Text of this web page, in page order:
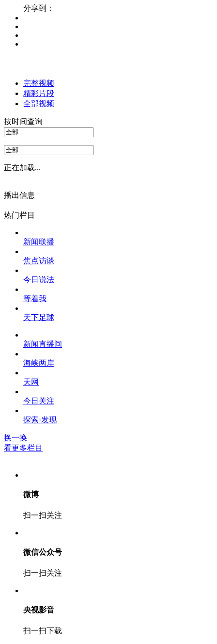
分享到：
完整视频
精彩片段
全部视频
按时间查询
正在加载...
播出信息
热门栏目
新闻联播
焦点访谈
今日说法
等着我
天下足球
新闻直播间
海峡两岸
天网
今日关注
探索·发现
换一换
看更多栏目
微博
扫一扫关注
微信公众号
扫一扫关注
央视影音
扫一扫下载